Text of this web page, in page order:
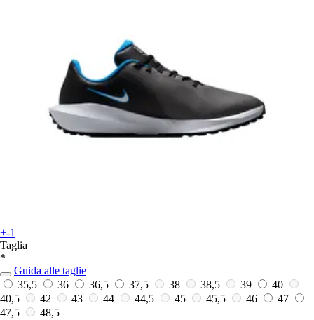
+-1
Taglia
*
Guida alle taglie
35,5
36 36,5 37,5 38 38,5 39
40
40,5
42 43 44 44,5 45 45,5 46
47
47,5
48,5